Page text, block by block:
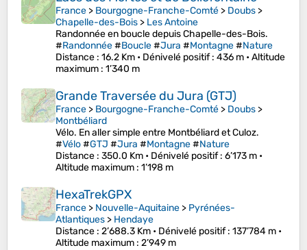
France > Bourgogne-Franche-Comté > Doubs >
Chapelle-des-Bois > Les Antoine
Randonnée en boucle depuis Chapelle-des-Bois.
#Randonnée#Boucle#Jura #Montagne#Nature
Distance : 16.2 Km • Dénivelé positif: 436 m •Altitude
maximum : 1’340 m
Grande Traversée du Jura (GTJ)
France > Bourgogne-Franche-Comté > Doubs >
Montbéliard
Vélo. En aller simple entre Montbéliard et Culoz.
#Vélo#GTJ #Jura #Montagne#Nature
Distance : 350.0 Km • Dénivelé positif: 6’173 m •
Altitude maximum : 1’198 m
HexaTrekGPX
France > Nouvelle-Aquitaine > Pyrénées-
Atlantiques > Hendaye
Distance : 2’688.3 Km • Dénivelé positif: 137’784 m •
Altitude maximum : 2’949 m